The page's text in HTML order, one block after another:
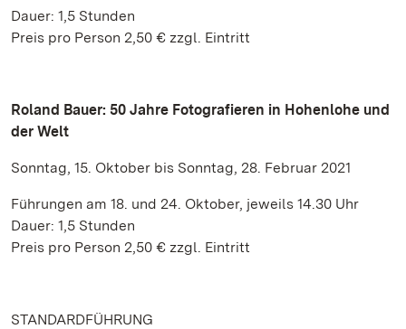
Dauer: 1,5 Stunden
Preis pro Person 2,50 € zzgl. Eintritt
Roland Bauer: 50 Jahre Fotografieren in Hohenlohe und
der Welt
Sonntag, 15. Oktober bis Sonntag, 28. Februar 2021
Führungen am 18. und 24. Oktober, jeweils 14.30 Uhr
Dauer: 1,5 Stunden
Preis pro Person 2,50 € zzgl. Eintritt
STANDARDFÜHRUNG